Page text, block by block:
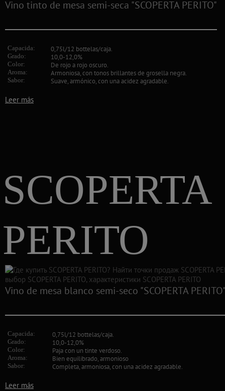
Vino tinto de mesa semi-seca "SCOPERTA PERITO"
Capacida: 0,75l/12 bottelas/caja.
Grado: 10,0-12,0%
Color: De rojo a rojo oscuro.
Aroma: Armoniosa, con tonos brillantes de grosella negra.
Sabor: Suave, armónico, con una acidez agradable.
Leer más
SCOPERTA
PERITO
Vino de mesa blanco semi-seco "SCOPERTA
Capacida: 0,75l/12 bottelas/caja.
Grado: 10,0-12,0%
Color: Paja con un tinte verdoso.
Aroma: Bien equilibrado, armonioso
Sabor: Completa, armoniosa, con una acidez agradable.
Leer más